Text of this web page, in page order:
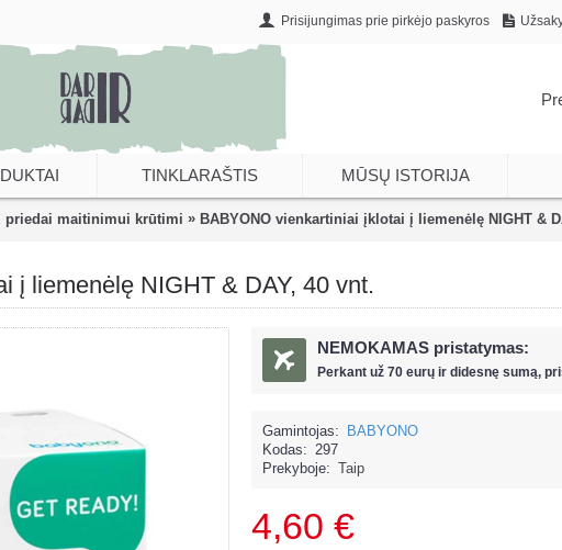
Prisijungimas prie pirkėjo paskyros
TINKLARAŠTIS MŪSŲ ISTORIJA
priedai maitinimui krūtimi » BABYONO vienkartiniai įklotai į liemenėlę NIGHT &
į liemenėlę NIGHT & DAY, 40 vnt.
NEMOKAMAS pristatymas:
Perkant už 70 eurų ir didesnę sumą,
Gamintojas:
BABYONO
Kodas: 297
Prekyboje: Taip
4,60 €